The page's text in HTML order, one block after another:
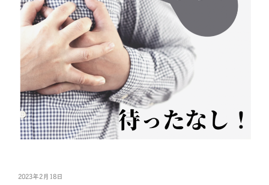
投
2023年2月18日